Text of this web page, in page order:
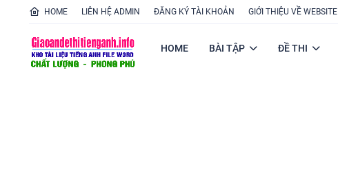
HOME LIÊN HỆ ADMIN ĐĂNG KÝ TÀI KHOẢN GIỚI THIỆU VỀ WEBSITE
HOME BÀI TẬP ĐỀ THI